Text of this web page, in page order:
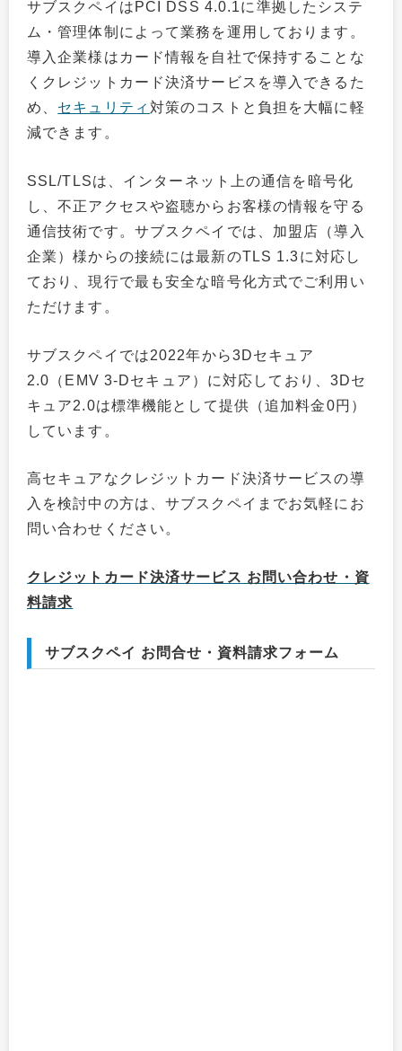
サブスクペイはPCI DSS 4.0.1に準拠したシステ
ム・管理体制によって業務を運用しております。
導入企業様はカード情報を自社で保持することな
くクレジットカード決済サービスを導入できるた
め、 セキュリティ 対策のコストと負担を大幅に軽
減できます。
SSL/TLSは、インターネット上の通信を暗号化
し、不正アクセスや盗聴からお客様の情報を守る
通信技術です。サブスクペイでは、加盟店（導入
企業）様からの接続には最新のTLS 1.3に対応し
ており、現行で最も安全な暗号化方式でご利用い
ただけます。
サブスクペイでは2022年から3Dセキュア
2.0（EMV 3-Dセキュア）に対応しており、3Dセ
キュア2.0は標準機能として提供（追加料金0円）
しています。
高セキュアなクレジットカード決済サービスの導
入を検討中の方は、サブスクペイまでお気軽にお
問い合わせください。
クレジットカード決済サービス お問い合わせ・資
料請求
サブスクペイ お問合せ・資料請求フォーム